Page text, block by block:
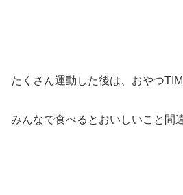
たくさん運動した後は、おやつ
みんなで食べるとおいしいこと間